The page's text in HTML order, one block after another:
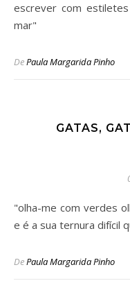
escrever com
mar"
DePaula Margarida Pinho
GATAS,
"olha-me com verdes olhos oblíquos / enquanto escrevo /
e é a sua ternura difícil
DePaula Margarida Pinho